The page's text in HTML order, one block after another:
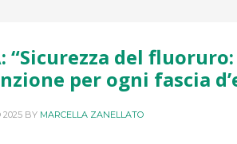
“Sicurezza del
per ogni fascia
2025 BY MARCELLA ZANELLATO